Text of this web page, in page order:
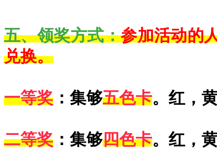
五、领奖方式：参加活动的
兑换。
一等奖 ：集够五色卡。红，
二等奖 ：集够四色卡。红，